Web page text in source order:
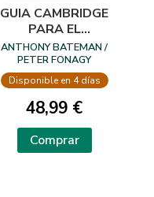
GUIA CAMBRIDGE
PARA EL
TRATAMIENTO
BASADO EN
MENTALIZACION
ANTHONY BATEMAN /
PETER FONAGY
Disponible en 4 días
48,99 €
Comprar